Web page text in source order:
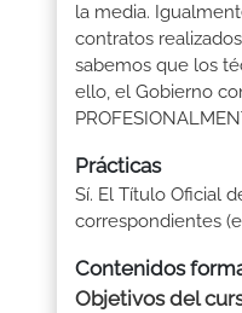
la media.
contratos
sabemos que los
ello, el Gobierno
Prácticas
Sí. El Título Oficial
correspondientes
Contenidos
Objetivos del